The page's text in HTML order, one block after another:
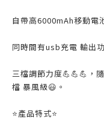
自帶高6000mAh移動電
同時間有usb充電 輸出
三檔調節力度💪💪💪，
檔 暴風級😃。
⭐️產品特式⭐️